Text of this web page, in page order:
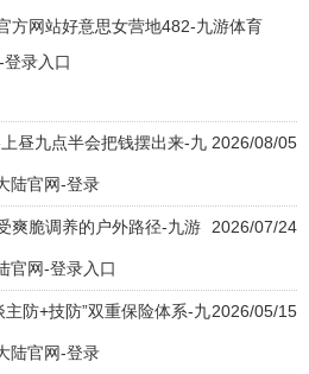
方网站好意思女营地482-九游体育
录入口
2026/08/05
昼九点半会把钱摆出来-九
陆官网-登录
2026/07/24
爽脆调养的户外路径-九游
官网-登录入口
2026/05/15
防+技防”双重保险体系-九
陆官网-登录